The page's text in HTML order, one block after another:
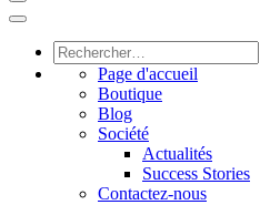
Page d'accueil
Boutique
Blog
Société
Actualités
Success Stories
Contactez-nous